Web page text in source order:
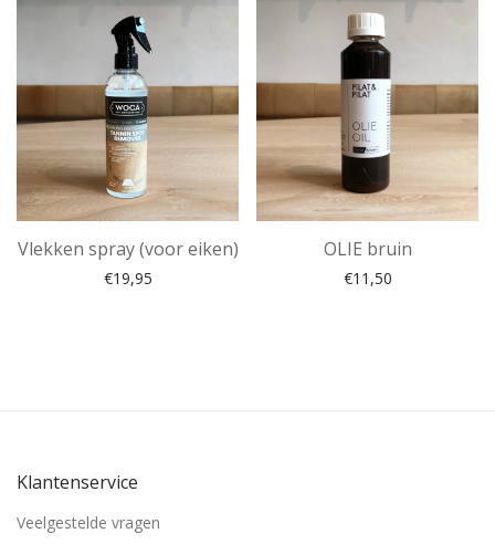
Vlekken spray (voor eiken)
€19,95
OLIE bruin
€11,50
Klantenservice
Veelgestelde vragen